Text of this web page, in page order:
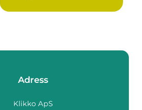
Adress